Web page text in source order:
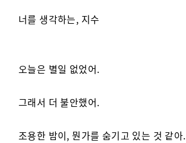
너를 생각하는, 지수
오늘은 별일 없었어.
그래서 더 불안했어.
조용한 밤이, 뭔가를 숨기고 있는 것 같아.